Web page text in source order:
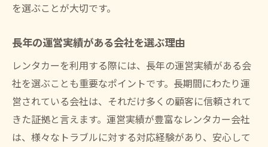
を選ぶことが大切です。
長年の運営実績がある会社を選ぶ理由
レンタカーを利用する際には、長年の運営実績がある会
社を選ぶことも重要なポイントです。長期間にわたり運
営されている会社は、それだけ多くの顧客に信頼されて
きた証拠と言えます。運営実績が豊富なレンタカー会社
は、様々なトラブルに対する対応経験があり、安心して